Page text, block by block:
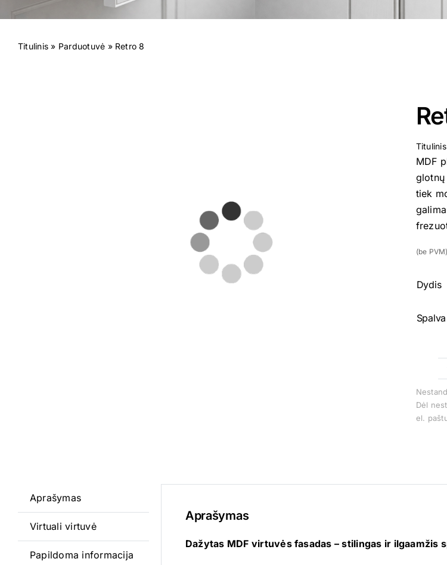
Titulinis » Parduotuvė » Retro 8
Titulinis
MDF
tiek
(be PVM)
Dydis
Spalva
Dėl
el.
Aprašymas
Virtuali virtuvė
Papildoma informacija
Aprašymas
Dažytas MDF virtuvės fasadas – stilingas ir ilgaamžis